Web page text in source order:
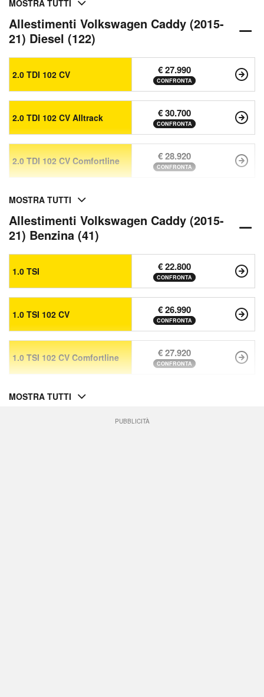
MOSTRA TUTTI
Allestimenti Volkswagen Caddy (2015-
21) Diesel (122)
2.0 TDI 102 CV € 27.990
CONFRONTA
2.0 TDI 102 CV Alltrack € 30.700
CONFRONTA
2.0 TDI 102 CV Comfortline € 28.920
CONFRONTA
MOSTRA TUTTI
Allestimenti Volkswagen Caddy (2015-
21) Benzina (41)
1.0 TSI € 22.800
CONFRONTA
1.0 TSI 102 CV € 26.990
CONFRONTA
1.0 TSI 102 CV Comfortline € 27.920
CONFRONTA
MOSTRA TUTTI
PUBBLICITÀ